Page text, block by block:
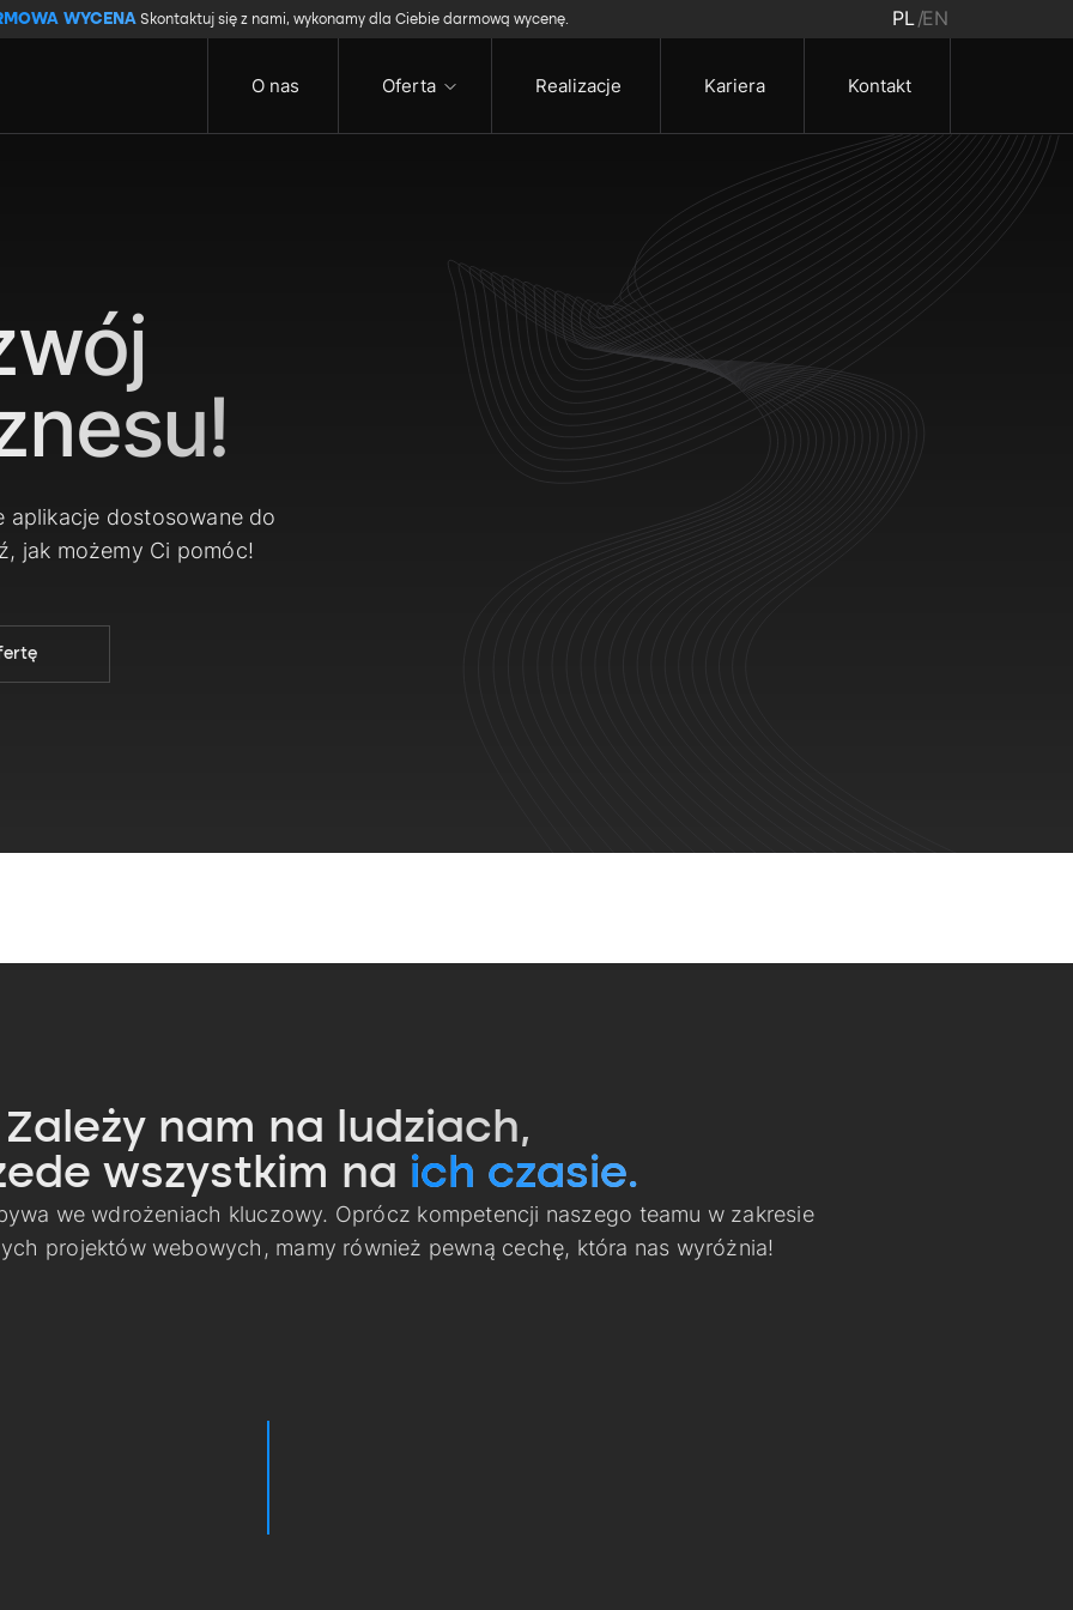
WYCENASkontaktuj się z nami, wykonamy dla Ciebie darmową wycenę. PL EN
O nas Oferta Realizacje Kariera Kontakt
aplikacje dostosowane do
jak możemy Ci pomóc!
Zależy nam na ludziach,
wszystkim na ich czasie.
we wdrożeniach kluczowy. Oprócz kompetencji naszego teamu w zakresie
projektów webowych, mamy również pewną cechę, która nas wyróżnia!